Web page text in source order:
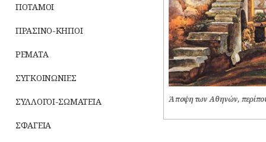
ΠΟΤΑΜΟΙ
ΠΡΑΣΙΝΟ-ΚΗΠΟΙ
ΡΕΜΑΤΑ
ΣΥΓΚΟΙΝΩΝΙΕΣ
ΣΥΛΛΟΓΟΙ-ΣΩΜΑΤΕΙΑ
ΣΦΑΓΕΙΑ
Άποψη των Αθηνών,